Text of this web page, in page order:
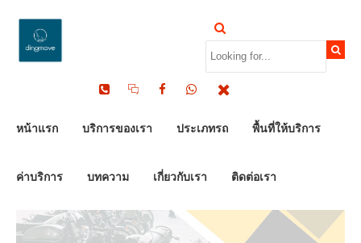
หน้าแรก บริการของเรา ประเภทรถ พื้นที่ให้บริการ
ค่าบริการ บทความ เกี่ยวกับเรา ติดต่อเรา